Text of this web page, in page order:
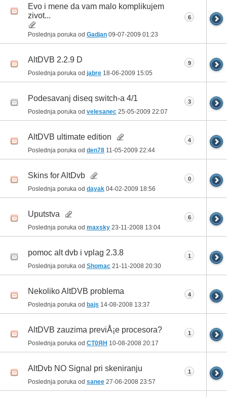
Evo i mene da vam malo komplikujem
zivot...
Poslednja poruka od Gadjan 09-07-2009 01:23
6
AltDVB 2.2.9 D
Poslednja poruka od jabre 18-06-2009 15:05
9
Podesavanj diseq switch-a 4/1
Poslednja poruka od velesanec 25-05-2009 22:07
3
AltDVB ultimate edition
Poslednja poruka od den78 11-05-2009 22:44
4
Skins for AltDvb
Poslednja poruka od dayak 04-02-2009 18:56
0
Uputstva
Poslednja poruka od maxsky 23-11-2008 13:04
6
pomoc alt dvb i vplag 2.3.8
Poslednja poruka od Shomac 21-11-2008 20:30
1
Nekoliko AltDVB problema
Poslednja poruka od bajs 14-08-2008 13:37
4
AltDVB zauzima previÅ¡e procesora?
Poslednja poruka od CT0ЯH 10-08-2008 20:17
1
AltDvb NO Signal pri skeniranju
Poslednja poruka od sanee 27-06-2008 23:57
1